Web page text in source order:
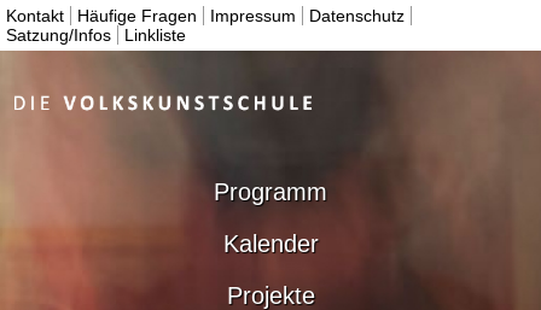
Kontakt Häufige Fragen Impressum
Datenschutz
Satzung/Infos
Linkliste
Programm
Kalender
Projekte